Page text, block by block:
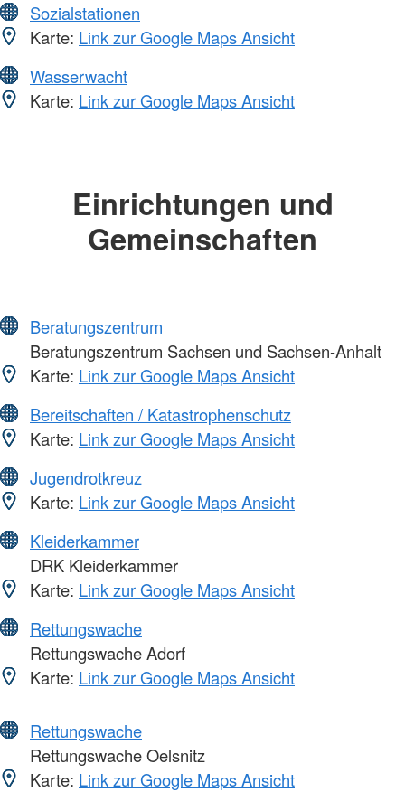
Sozialstationen
Karte: Link zur Google Maps Ansicht
Wasserwacht
Karte: Link zur Google Maps Ansicht
Einrichtungen und
Gemeinschaften
Beratungszentrum
Beratungszentrum Sachsen und Sachsen-Anhalt
Karte: Link zur Google Maps Ansicht
Bereitschaften / Katastrophenschutz
Karte: Link zur Google Maps Ansicht
Jugendrotkreuz
Karte: Link zur Google Maps Ansicht
Kleiderkammer
DRK Kleiderkammer
Karte: Link zur Google Maps Ansicht
Rettungswache
Rettungswache Adorf
Karte: Link zur Google Maps Ansicht
Rettungswache
Rettungswache Oelsnitz
Karte: Link zur Google Maps Ansicht